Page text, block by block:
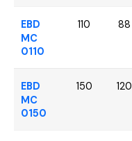
EBD
MC
0110
110 88
EBD
MC
0150
150 120